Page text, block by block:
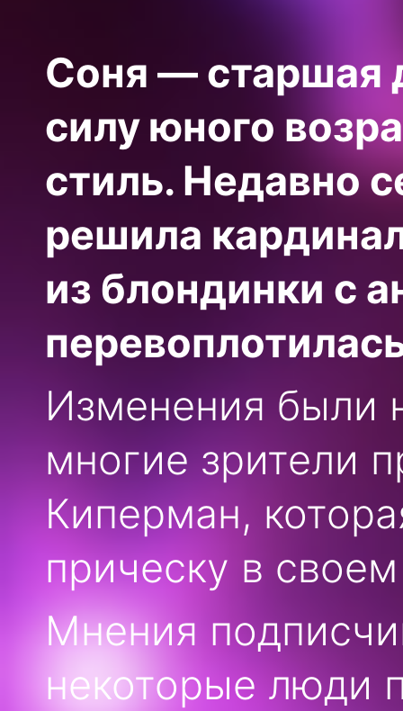
Соня — старшая
силу юного
стиль. Недавно
решила
из блондинки с
Изменения были
многие зрители
Киперман,
прическу в
Мнения
некоторые люди